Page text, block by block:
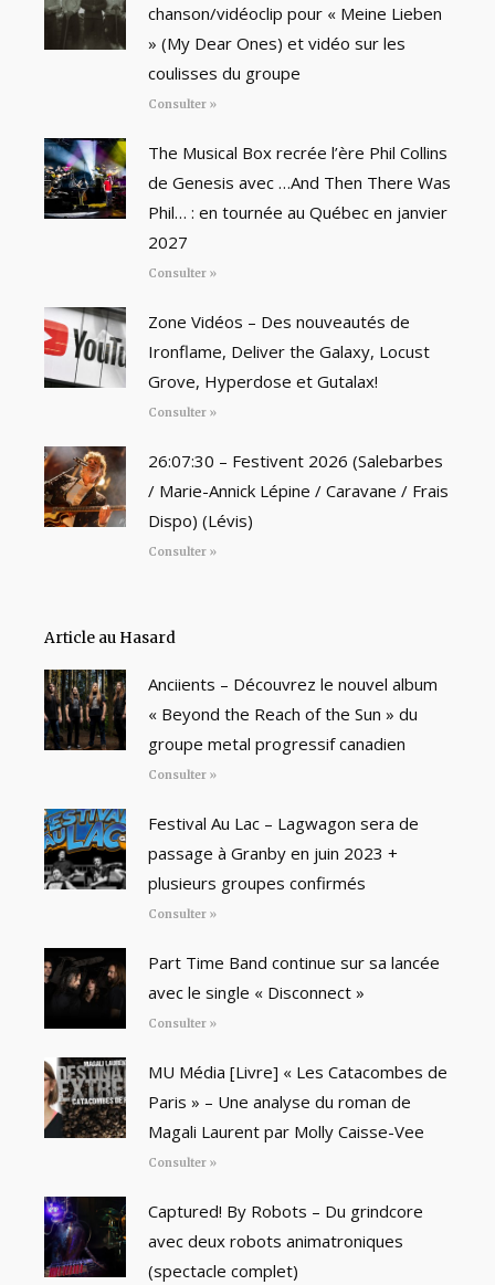
chanson/vidéoclip pour « Meine Lieben
» (My Dear Ones) et vidéo sur les
coulisses du groupe
Consulter »
The Musical Box recrée l’ère Phil Collins
de Genesis avec …And Then There Was
Phil… : en tournée au Québec en janvier
2027
Consulter »
Zone Vidéos – Des nouveautés de
Ironflame, Deliver the Galaxy, Locust
Grove, Hyperdose et Gutalax!
Consulter »
26:07:30 – Festivent 2026 (Salebarbes
/ Marie-Annick Lépine / Caravane / Frais
Dispo) (Lévis)
Consulter »
Article au Hasard
Anciients – Découvrez le nouvel album
« Beyond the Reach of the Sun » du
groupe metal progressif canadien
Consulter »
Festival Au Lac – Lagwagon sera de
passage à Granby en juin 2023 +
plusieurs groupes confirmés
Consulter »
Part Time Band continue sur sa lancée
avec le single « Disconnect »
Consulter »
MU Média [Livre] « Les Catacombes de
Paris » – Une analyse du roman de
Magali Laurent par Molly Caisse-Vee
Consulter »
Captured! By Robots – Du grindcore
avec deux robots animatroniques
(spectacle complet)